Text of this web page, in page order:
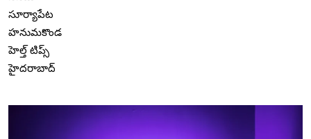
సూర్యాపేట
హనుమకొండ
హెల్త్ టిప్స్
హైదరాబాద్